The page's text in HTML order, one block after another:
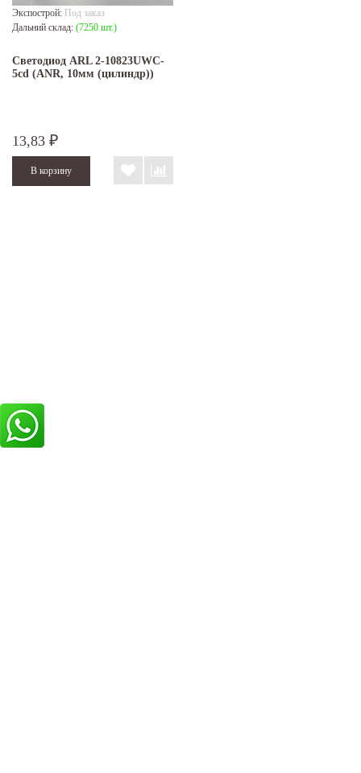
Экспострой: Под заказ
Дальний склад: (7250 шт.)
Светодиод ARL 2-10823UWC-
5cd (ANR, 10мм (цилиндр))
13,83 ₽